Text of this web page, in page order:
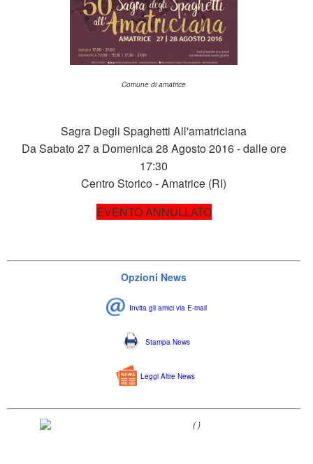
Comune di amatrice
Sagra Degli Spaghetti All'amatriciana
Da Sabato 27 a Domenica 28 Agosto 2016 - dalle ore
17:30
Centro Storico - Amatrice (RI)
EVENTO ANNULLATO
Opzioni News
Invita gli amici via E-mail
Stampa News
Leggi Altre News
( )